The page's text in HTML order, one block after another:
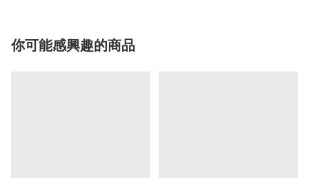
你可能感興趣的商品